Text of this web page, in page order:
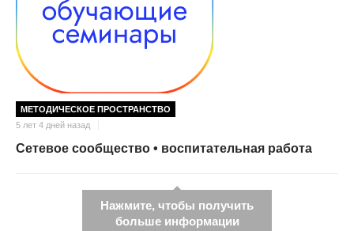
МЕТОДИЧЕСКОЕ ПРОСТРАНСТВО
5 лет 4 дней назад
Сетевое сообщество • воспитательная работа
Нажмите, чтобы получить
больше информации